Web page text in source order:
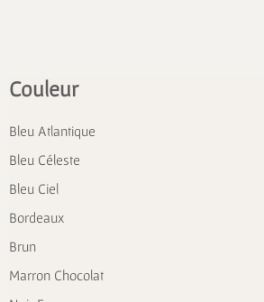
Couleur
Bleu Atlantique
Bleu Céleste
Bleu Ciel
Bordeaux
Brun
Marron Chocolat